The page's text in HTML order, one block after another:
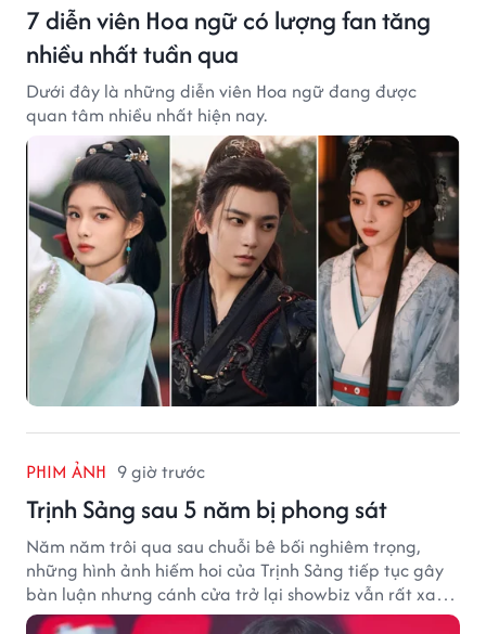
7 diễn viên Hoa ngữ có lượng fan tăng
nhiều nhất tuần qua
Dưới đây là những diễn viên Hoa ngữ đang được
quan tâm nhiều nhất hiện nay.
PHIM ẢNH 9 giờ trước
Trịnh Sảng sau 5 năm bị phong sát
Năm năm trôi qua sau chuỗi bê bối nghiêm trọng,
những hình ảnh hiếm hoi của Trịnh Sảng tiếp tục gây
bàn luận nhưng cánh cửa trở lại showbiz vẫn rất xa
vời.